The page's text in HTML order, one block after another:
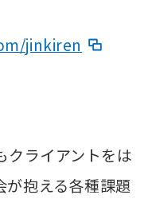
jinkiren
クライアントをは
が抱える各種課題